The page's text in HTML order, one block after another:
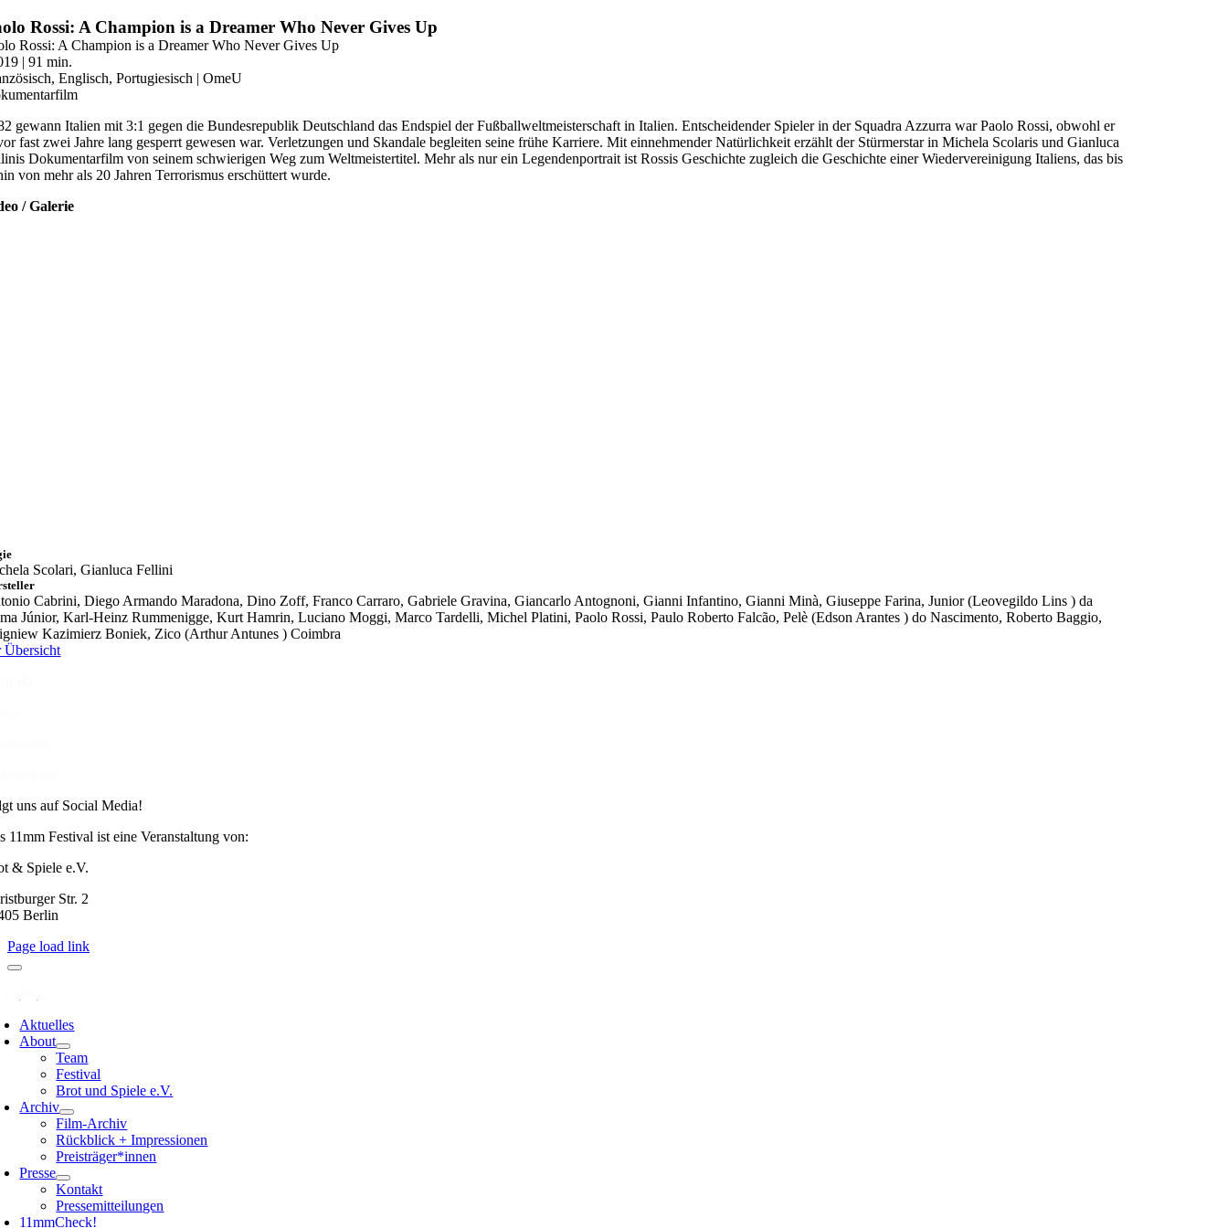
Zum
Inhalt
springen
Rossi: A Champion is a Dreamer Who Never Gives Up
Rossi: A Champion is a Dreamer Who Never Gives Up
| 91 min.
Englisch, Portugiesisch | OmeU
gewann Italien mit 3:1 gegen die Bundesrepublik Deutschland das Endspiel der Fußballweltmeisterschaft in Italien. Entscheidender Spieler in der Squadra Azzurra war Paolo Rossi, obwohl er
fast zwei Jahre lang gesperrt gewesen war. Verletzungen und Skandale begleiten seine frühe Karriere. Mit einnehmender Natürlichkeit erzählt der Stürmerstar in Michela Scolaris und Gianluca
Dokumentarfilm von seinem schwierigen Weg zum Weltmeistertitel. Mehr als nur ein Legendenportrait ist Rossis Geschichte zugleich die Geschichte einer Wiedervereinigung Italiens, das bis
von mehr als 20 Jahren Terrorismus erschüttert wurde.
/ Galerie
Scolari, Gianluca Fellini
Cabrini, Diego Armando Maradona, Dino Zoff, Franco Carraro, Gabriele Gravina, Giancarlo Antognoni, Gianni Infantino, Gianni Minà, Giuseppe Farina, Junior (Leovegildo Lins ) da
Júnior, Karl-Heinz Rummenigge, Kurt Hamrin, Luciano Moggi, Marco Tardelli, Michel Platini, Paolo Rossi, Paulo Roberto Falcão, Pelè (Edson Arantes ) do Nascimento, Roberto Baggio,
Kazimierz Boniek, Zico (Arthur Antunes ) Coimbra
Übersicht
uns auf Social Media!
11mm Festival ist eine Veranstaltung von:
& Spiele e.V.
Str. 2
Berlin
Page load link
Aktuelles
About
Team
Festival
Brot und Spiele e.V.
Archiv
Film-Archiv
Rückblick + Impressionen
Preisträger*innen
Presse
Kontakt
Pressemitteilungen
11mmCheck!